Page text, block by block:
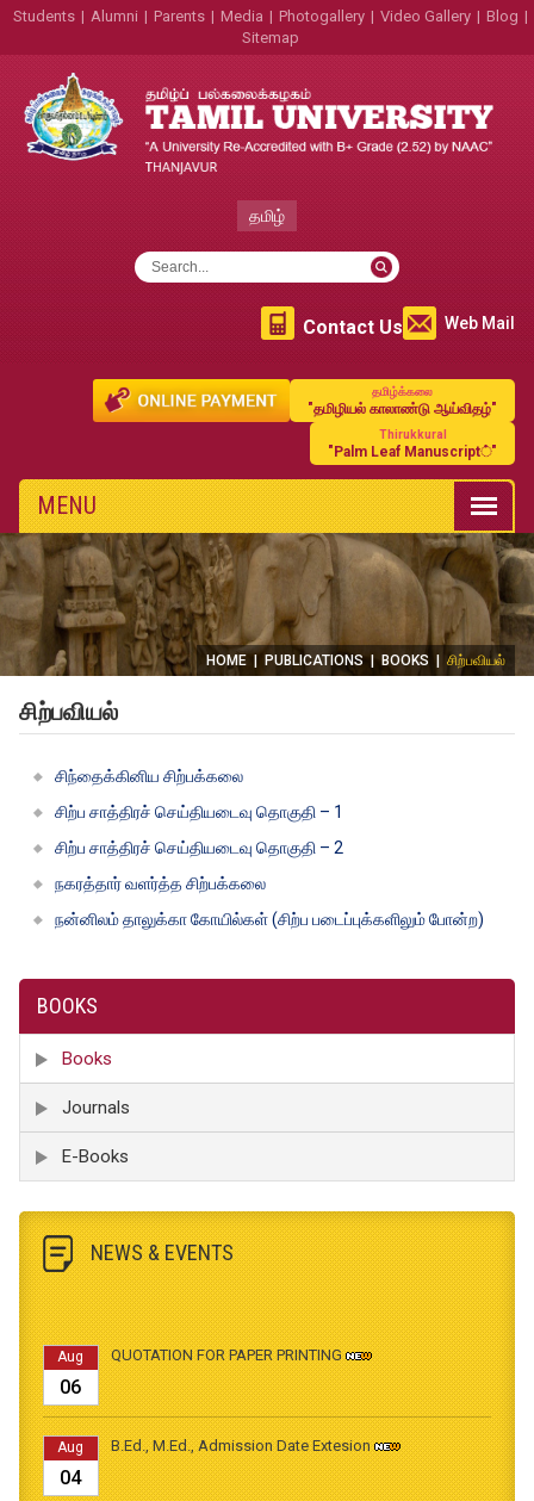
Students | Alumni | Parents | Media | Photogallery | Video Gallery | Blog |
Sitemap
தமிழ்
Web Mail
Contact Us
தமிழ்க்கலை
"தமிழியல் காலாண்டு ஆய்விதழ்"
Thirukkural
"Palm Leaf Manuscript்"
MENU
HOME PUBLICATIONS BOOKS சிற்பவியல்
சிற்பவியல்
சிந்தைக்கினிய சிற்பக்கலை
சிற்ப சாத்திரச் செய்தியடைவு தொகுதி – 1
சிற்ப சாத்திரச் செய்தியடைவு தொகுதி – 2
நகரத்தார் வளர்த்த சிற்பக்கலை
நன்னிலம் தாலுக்கா கோயில்கள் (சிற்ப படைப்புக்களிலும் போன்ற)
BOOKS
Books
Journals
E-Books
NEWS & EVENTS
Aug
06
QUOTATION FOR PAPER PRINTING
Aug
04
B.Ed., M.Ed., Admission Date Extesion